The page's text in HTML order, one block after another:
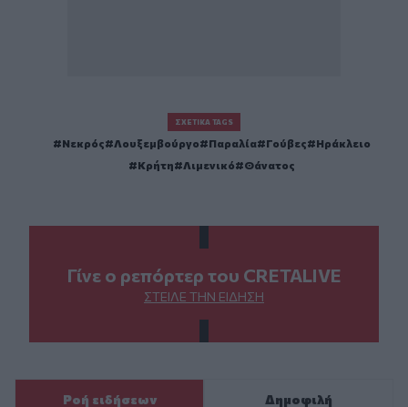
ΣΧΕΤΙΚΆ TAGS
Νεκρός Λουξεμβούργο Παραλία Γούβες
Ηράκλειο
Κρήτη
Λιμενικό Θάνατος
Γίνε ο ρεπόρτερ του CRETALIVE
ΣΤΕΊΛΕ ΤΗΝ ΕΊΔΗΣΗ
Ροή ειδήσεων Δημοφιλή